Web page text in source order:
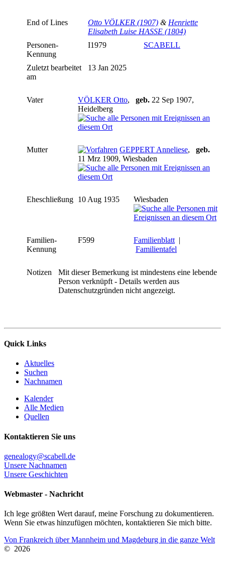
End of Lines Otto VÖLKER (1907) & Henriette
Elisabeth Luise HASSE (1804)
Personen-
Kennung
I1979 SCABELL
Zuletzt bearbeitet
am
13 Jan 2025
Vater VÖLKER Otto, geb. 22 Sep 1907,
Heidelberg
Mutter GEPPERT Anneliese, geb.
11 Mrz 1909, Wiesbaden
Eheschließung 10 Aug 1935 Wiesbaden
Familien-
Kennung
F599 Familienblatt |
Familientafel
Notizen
Mit dieser Bemerkung ist mindestens eine lebende
Person verknüpft - Details werden aus
Datenschutzgründen nicht angezeigt.
Quick Links
Aktuelles
Suchen
Nachnamen
Kalender
Alle Medien
Quellen
Kontaktieren Sie uns
genealogy@scabell.de
Unsere Nachnamen
Unsere Geschichten
Webmaster - Nachricht
Ich lege größten Wert darauf, meine Forschung zu dokumentieren.
Wenn Sie etwas hinzufügen möchten, kontaktieren Sie mich bitte.
Von Frankreich über Mannheim und Magdeburg in die ganze Welt
© 2026